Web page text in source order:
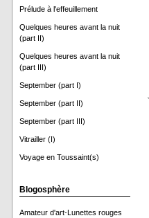
Prélude à l'effeuillement
Quelques heures avant la nuit
(part II)
Quelques heures avant la nuit
(part III)
September (part I)
September (part II)
September (part III)
Vitrailler (I)
Voyage en Toussaint(s)
Blogosphère
Amateur d'art-Lunettes rouges